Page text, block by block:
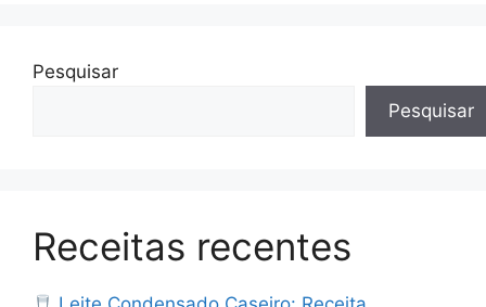
Pesquisar
Pesquisar
Receitas recentes